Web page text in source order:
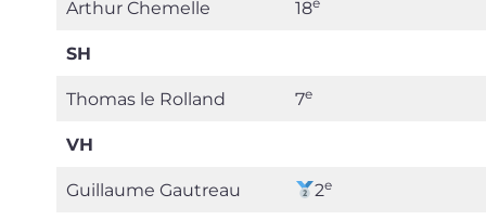
Arthur Chemelle 18
SH
Thomas le Rolland 7e
VH
Guillaume Gautreau 2e